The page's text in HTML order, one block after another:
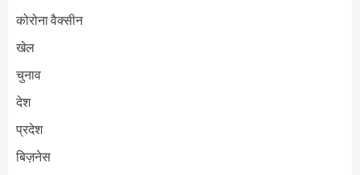
कोरोना वैक्सीन
खेल
चुनाव
देश
प्रदेश
बिज़नेस